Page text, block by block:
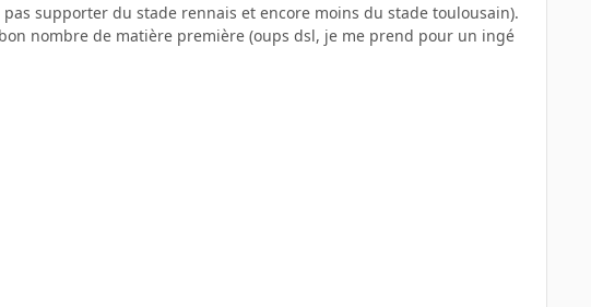
supporter du stade rennais et encore moins du stade toulousain).
nombre de matière première (oups dsl, je me prend pour un ingé